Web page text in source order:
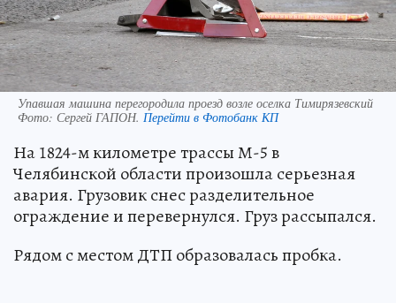
Упавшая машина перегородила проезд возле оселка Тимирязевский
Фото: Сергей ГАПОН. Перейти в Фотобанк КП
На 1824-м километре трассы М-5 в
Челябинской области произошла серьезная
авария. Грузовик снес разделительное
ограждение и перевернулся. Груз рассыпался.
Рядом с местом ДТП образовалась пробка.